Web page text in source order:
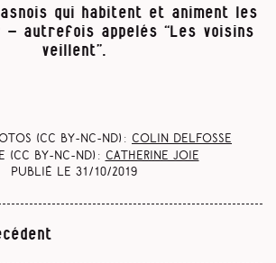
qui habitent et animent les
- autrefois appelés “Les voisins
veillent”.
(CC BY-NC-ND) : Colin Delfosse
BY-NC-ND) :
Catherine Joie
Publié le 31/10/2019